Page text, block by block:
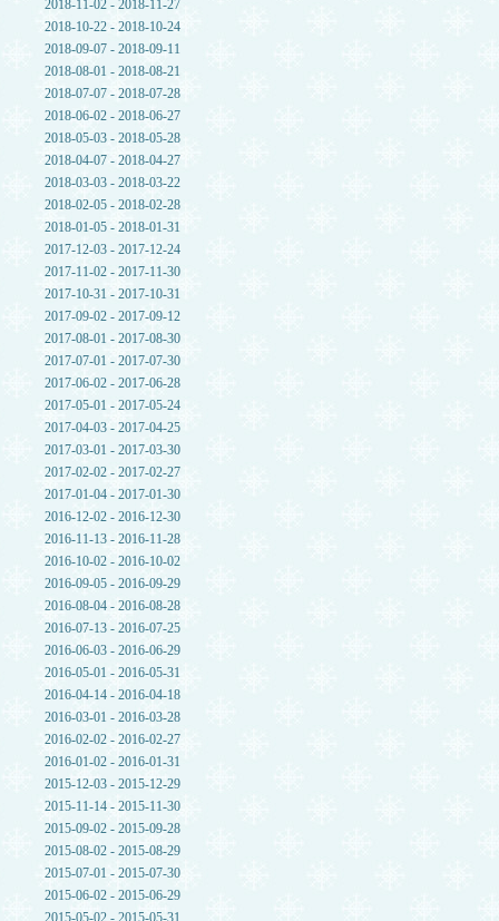
2018-11-02 - 2018-11-27
2018-10-22 - 2018-10-24
2018-09-07 - 2018-09-11
2018-08-01 - 2018-08-21
2018-07-07 - 2018-07-28
2018-06-02 - 2018-06-27
2018-05-03 - 2018-05-28
2018-04-07 - 2018-04-27
2018-03-03 - 2018-03-22
2018-02-05 - 2018-02-28
2018-01-05 - 2018-01-31
2017-12-03 - 2017-12-24
2017-11-02 - 2017-11-30
2017-10-31 - 2017-10-31
2017-09-02 - 2017-09-12
2017-08-01 - 2017-08-30
2017-07-01 - 2017-07-30
2017-06-02 - 2017-06-28
2017-05-01 - 2017-05-24
2017-04-03 - 2017-04-25
2017-03-01 - 2017-03-30
2017-02-02 - 2017-02-27
2017-01-04 - 2017-01-30
2016-12-02 - 2016-12-30
2016-11-13 - 2016-11-28
2016-10-02 - 2016-10-02
2016-09-05 - 2016-09-29
2016-08-04 - 2016-08-28
2016-07-13 - 2016-07-25
2016-06-03 - 2016-06-29
2016-05-01 - 2016-05-31
2016-04-14 - 2016-04-18
2016-03-01 - 2016-03-28
2016-02-02 - 2016-02-27
2016-01-02 - 2016-01-31
2015-12-03 - 2015-12-29
2015-11-14 - 2015-11-30
2015-09-02 - 2015-09-28
2015-08-02 - 2015-08-29
2015-07-01 - 2015-07-30
2015-06-02 - 2015-06-29
2015-05-02 - 2015-05-31